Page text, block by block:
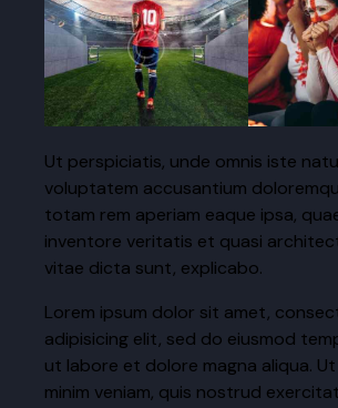
Ut perspiciatis, unde omnis iste
voluptatem accusantium
totam rem aperiam eaque ipsa,
inventore veritatis et quasi
vitae dicta sunt, explicabo.
Lorem ipsum dolor sit amet,
adipisicing elit, sed do eiusmod
ut labore et dolore magna aliqua.
minim veniam, quis nostrud